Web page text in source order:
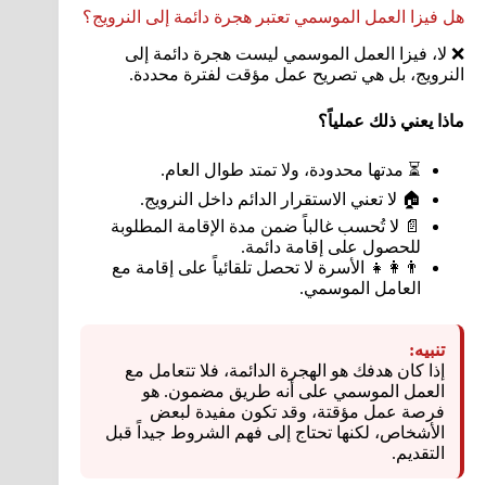
هل فيزا العمل الموسمي تعتبر هجرة دائمة إلى النرويج؟
❌ لا، فيزا العمل الموسمي ليست هجرة دائمة إلى
النرويج، بل هي تصريح عمل مؤقت لفترة محددة.
ماذا يعني ذلك عملياً؟
⏳ مدتها محدودة، ولا تمتد طوال العام.
🏠 لا تعني الاستقرار الدائم داخل النرويج.
📄 لا تُحسب غالباً ضمن مدة الإقامة المطلوبة
للحصول على إقامة دائمة.
👨‍👩‍👧 الأسرة لا تحصل تلقائياً على إقامة مع
العامل الموسمي.
تنبيه:
إذا كان هدفك هو الهجرة الدائمة، فلا تتعامل مع
العمل الموسمي على أنه طريق مضمون. هو
فرصة عمل مؤقتة، وقد تكون مفيدة لبعض
الأشخاص، لكنها تحتاج إلى فهم الشروط جيداً قبل
التقديم.